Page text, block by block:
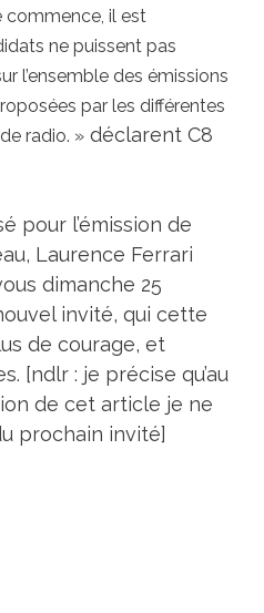
commence, il est
ne puissent pas
l’ensemble des émissions
par les différentes
radio. » déclarent C8
pour l’émission de
Laurence Ferrari
dimanche 25
invité, qui cette
de courage, et
[ndlr : je précise qu’au
de cet article je ne
prochain invité]